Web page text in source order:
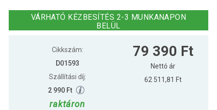
VÁRHATÓ KÉZBESÍTÉS 2-3 MUNKANAPON
BELÜL
Cikkszám:
D01593
Szállítási díj:
2 990 Ft
raktáron
79 390 Ft
Nettó ár
62 511,81 Ft